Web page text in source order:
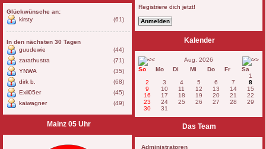
Glückwünsche an:
kirsty
(61)
In den nächsten 30 Tagen
guudewie
(44)
zarathustra
(71)
YNWA
(35)
dirk b.
(68)
Exil05er
(45)
kaiwagner
(49)
Mainz 05 Uhr
Registriere dich jetzt!
Kalender
Aug. 2026
So
Mo Di Mi Do Fr
Sa
1
2
3 4 5 6 7
8
9
10 11 12 13 14
15
16
17 18 19 20 21
22
23
24 25 26 27 28
29
30
31
Das Team
Administratoren